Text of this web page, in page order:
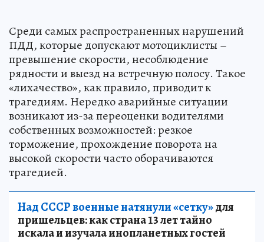
Среди самых распространенных нарушений
ПДД, которые допускают мотоциклисты –
превышение скорости, несоблюдение
рядности и выезд на встречную полосу. Такое
«лихачество», как правило, приводит к
трагедиям. Нередко аварийные ситуации
возникают из-за переоценки водителями
собственных возможностей: резкое
торможение, прохождение поворота на
высокой скорости часто оборачиваются
трагедией.
Над СССР военные натянули «сетку»для
пришельцев: как страна 13 лет тайно
искала и изучала инопланетных гостей